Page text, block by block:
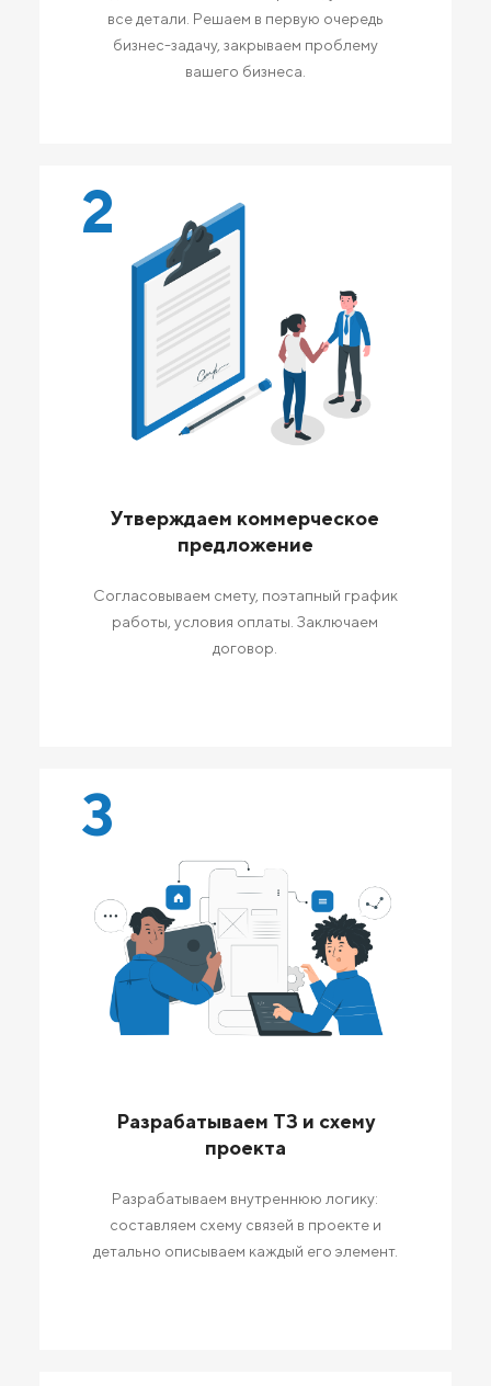
все детали. Решаем в первую очередь
бизнес-задачу, закрываем проблему
вашего бизнеса.
2
Утверждаем коммерческое
предложение
Согласовываем смету, поэтапный график
работы, условия оплаты. Заключаем
договор.
3
Разрабатываем ТЗ и схему
проекта
Разрабатываем внутреннюю логику:
составляем схему связей в проекте и
детально описываем каждый его элемент.